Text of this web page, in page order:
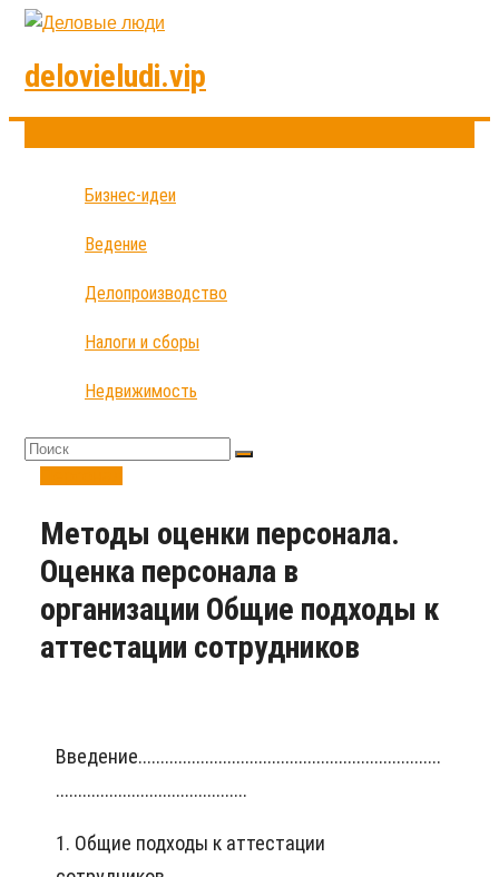
delovieludi.vip
Бизнес-идеи
Ведение
Делопроизводство
Налоги и сборы
Недвижимость
Методы оценки персонала.
Оценка персонала в
организации Общие подходы к
аттестации сотрудников
Введение....................................................................
...........................................
1. Общие подходы к аттестации